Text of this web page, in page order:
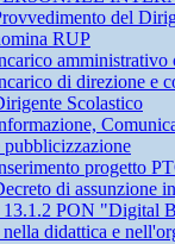
del
RUP
amministrativo
di direzione e
Scolastico
pubblicizzazione
progetto
di assunzione
PON "Digital
didattica e